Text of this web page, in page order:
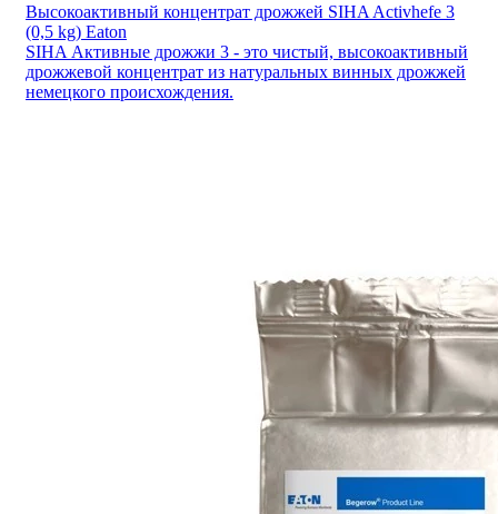
Высокоактивный концентрат дрожжей SIHA Activhefe 3
(0,5 kg) Eaton
SIHA Активные дрожжи 3 - это чистый, высокоактивный
дрожжевой концентрат из натуральных винных дрожжей
немецкого происхождения.